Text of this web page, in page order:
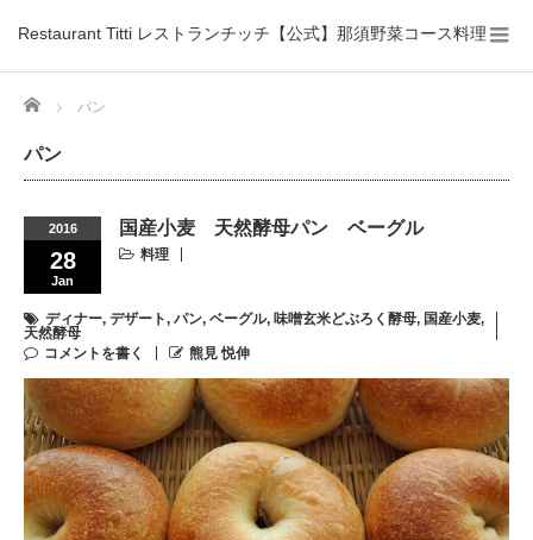
Restaurant Titti レストランチッチ【公式】那須野菜コース料理
Home パン
パン
2016
28
Jan
国産小麦 天然酵母パン ベーグル
料理
ディナー, デザート, パン, ベーグル, 味噌玄米どぶろく酵母, 国産小麦,
天然酵母
コメントを書く
熊見 悦伸